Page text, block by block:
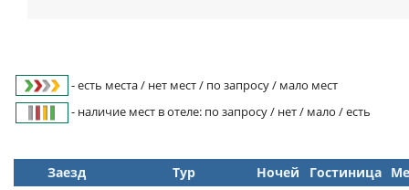
- есть места / нет мест / по запросу / мало мест
- наличие мест в отеле: по запросу / нет / мало / есть
Заезд Тур Ночей Гостиница